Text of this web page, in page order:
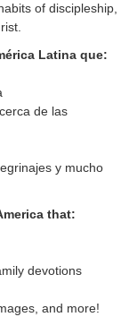
of discipleship,
Latina que:
de las
y mucho
that:
devotions
and more!